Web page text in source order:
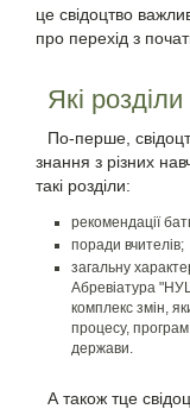
це свідоцтво
про перехід з
Які
По-перше,
знання з різних
такі розділи:
рекомендації
поради вчителів;
загальну
Абревіатура
комплекс змін,
процесу, програм
держави.
А також тце